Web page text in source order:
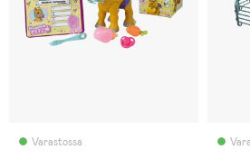
Varastossa